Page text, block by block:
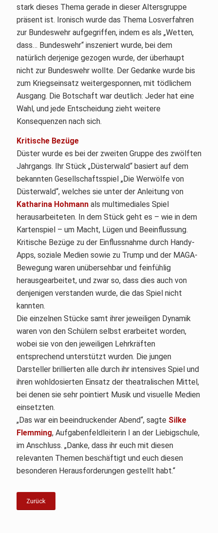
stark dieses Thema gerade in dieser Altersgruppe
präsent ist. Ironisch wurde das Thema Losverfahren
zur Bundeswehr aufgegriffen, indem es als „Wetten,
dass… Bundeswehr“ inszeniert wurde, bei dem
natürlich derjenige gezogen wurde, der überhaupt
nicht zur Bundeswehr wollte. Der Gedanke wurde bis
zum Kriegseinsatz weitergesponnen, mit tödlichem
Ausgang. Die Botschaft war deutlich: Jeder hat eine
Wahl, und jede Entscheidung zieht weitere
Konsequenzen nach sich.
Kritische Bezüge
Düster wurde es bei der zweiten Gruppe des zwölften
Jahrgangs. Ihr Stück „Düsterwald“ basiert auf dem
bekannten Gesellschaftsspiel „Die Werwölfe von
Düsterwald“, welches sie unter der Anleitung von
Katharina Hohmannals multimediales Spiel
herausarbeiteten. In dem Stück geht es – wie in dem
Kartenspiel – um Macht, Lügen und Beeinflussung.
Kritische Bezüge zu der Einflussnahme durch Handy-
Apps, soziale Medien sowie zu Trump und der MAGA-
Bewegung waren unübersehbar und feinfühlig
herausgearbeitet, und zwar so, dass dies auch von
denjenigen verstanden wurde, die das Spiel nicht
kannten.
Die einzelnen Stücke samt ihrer jeweiligen Dynamik
waren von den Schülern selbst erarbeitet worden,
wobei sie von den jeweiligen Lehrkräften
entsprechend unterstützt wurden. Die jungen
Darsteller brillierten alle durch ihr intensives Spiel und
ihren wohldosierten Einsatz der theatralischen Mittel,
bei denen sie sehr pointiert Musik und visuelle Medien
einsetzten.
„Das war ein beeindruckender Abend“, sagte Silke
Flemming, Aufgabenfeldleiterin I an der Liebigschule,
im Anschluss. „Danke, dass ihr euch mit diesen
relevanten Themen beschäftigt und euch diesen
besonderen Herausforderungen gestellt habt.“
Zurück